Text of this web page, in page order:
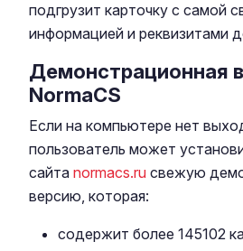
подгрузит карточку с самой
информацией и реквизитами
Демонстрационная
NormaCS
Если на компьютере нет
пользователь может
сайта normacs.ru свежую
версию, которая:
содержит более 145102